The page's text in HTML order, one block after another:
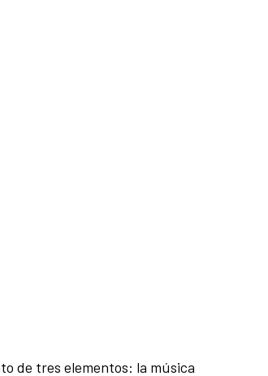
de tres elementos: la música